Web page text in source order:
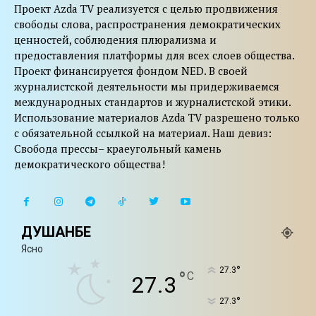
Проект Azda TV реализуется с целью продвижения
свободы слова, распространения демократических
ценностей, соблюдения плюрализма и
предоставления платформы для всех слоев общества.
Проект финансируется фондом NED. В своей
журналистской деятельности мы придерживаемся
международных стандартов и журналистской этики.
Использование материалов Azda TV разрешено только
с обязательной ссылкой на материал. Наш девиз:
Свобода прессы– краеугольный камень
демократического общества!
ДУШАНБЕ
Ясно
27.3 °C 27.3°
27.3°